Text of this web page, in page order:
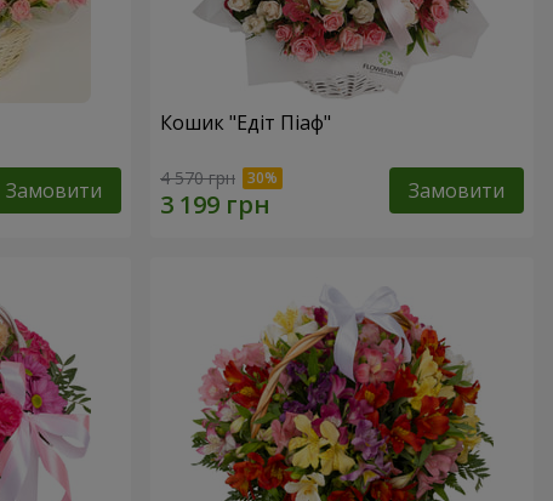
Замовити
Кошик "Едіт Піаф"
4 570 грн Замовити